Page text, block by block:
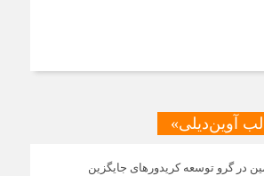
آوین‌دیلی»
در گرو توسعه کریدورهای جایگزین